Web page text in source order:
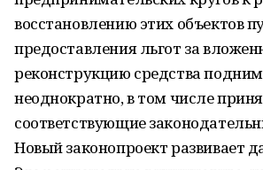
восстановлению этих объектов
предоставления льгот за
реконструкцию средства
неоднократно, в том числе
соответствующие
Новый законопроект развивает